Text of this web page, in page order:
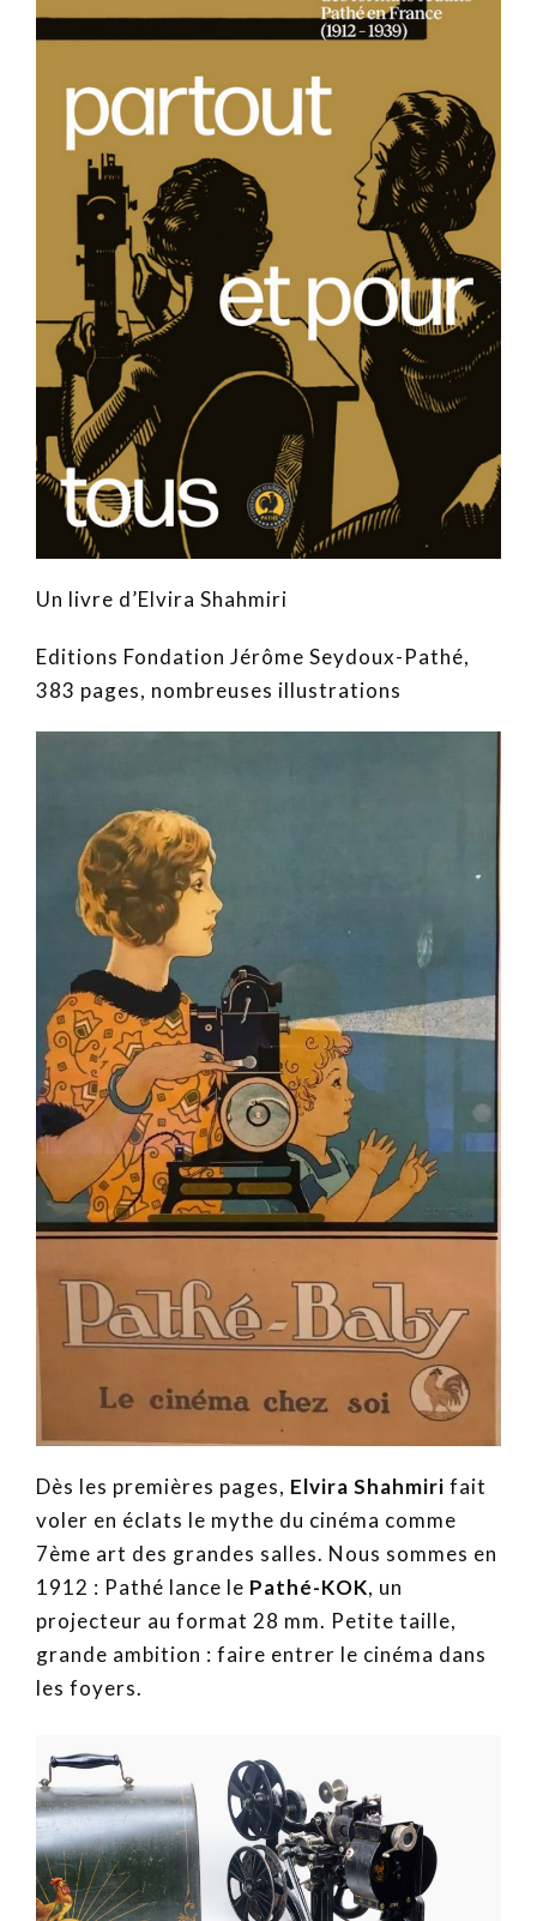
Un livre d’Elvira Shahmiri
Editions Fondation Jérôme Seydoux-Pathé,
383 pages, nombreuses illustrations
Dès les premières pages, Elvira Shahmiri fait
voler en éclats le mythe du cinéma comme
7ème art des grandes salles. Nous sommes en
1912 : Pathé lance le Pathé-KOK, un
projecteur au format 28 mm. Petite taille,
grande ambition : faire entrer le cinéma dans
les foyers.